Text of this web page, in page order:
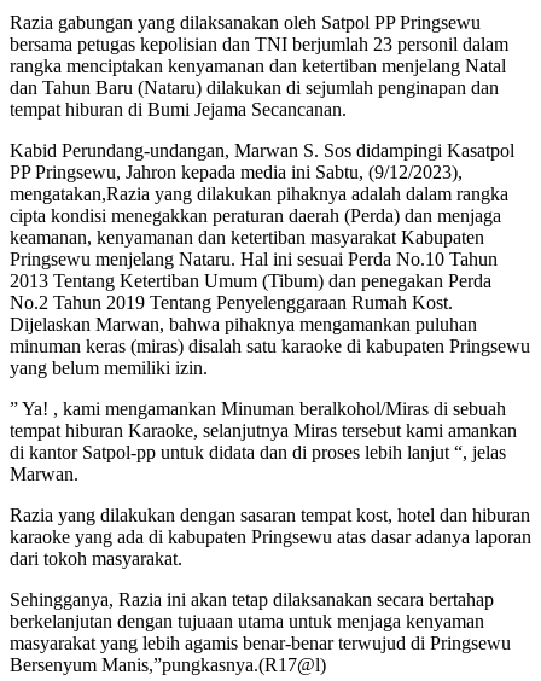
Razia gabungan yang dilaksanakan oleh Satpol PP Pringsewu
bersama petugas kepolisian dan TNI berjumlah 23 personil dalam
rangka menciptakan kenyamanan dan ketertiban menjelang Natal
dan Tahun Baru (Nataru) dilakukan di sejumlah penginapan dan
tempat hiburan di Bumi Jejama Secancanan.
Kabid Perundang-undangan, Marwan S. Sos didampingi Kasatpol
PP Pringsewu, Jahron kepada media ini Sabtu, (9/12/2023),
mengatakan,Razia yang dilakukan pihaknya adalah dalam rangka
cipta kondisi menegakkan peraturan daerah (Perda) dan menjaga
keamanan, kenyamanan dan ketertiban masyarakat Kabupaten
Pringsewu menjelang Nataru. Hal ini sesuai Perda No.10 Tahun
2013 Tentang Ketertiban Umum (Tibum) dan penegakan Perda
No.2 Tahun 2019 Tentang Penyelenggaraan Rumah Kost.
Dijelaskan Marwan, bahwa pihaknya mengamankan puluhan
minuman keras (miras) disalah satu karaoke di kabupaten Pringsewu
yang belum memiliki izin.
” Ya! , kami mengamankan Minuman beralkohol/Miras di sebuah
tempat hiburan Karaoke, selanjutnya Miras tersebut kami amankan
di kantor Satpol-pp untuk didata dan di proses lebih lanjut “, jelas
Marwan.
Razia yang dilakukan dengan sasaran tempat kost, hotel dan hiburan
karaoke yang ada di kabupaten Pringsewu atas dasar adanya laporan
dari tokoh masyarakat.
Sehingganya, Razia ini akan tetap dilaksanakan secara bertahap
berkelanjutan dengan tujuaan utama untuk menjaga kenyaman
masyarakat yang lebih agamis benar-benar terwujud di Pringsewu
Bersenyum Manis,”pungkasnya.(R17@l)